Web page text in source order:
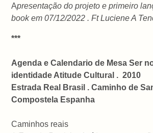
Apresentação do projeto e primeiro
book em 07/12/2022 . Ft Luciene A
***
Agenda e Calendario de Mesa Ser
identidade Atitude Cultural . 2010
Estrada Real Brasil . Caminho de
Compostela Espanha
Caminhos reais